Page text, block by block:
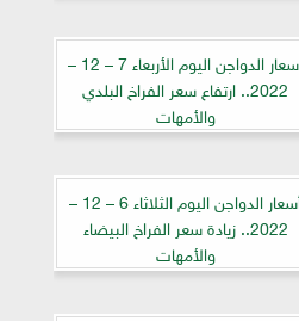
أسعار الدواجن اليوم الأربعاء 7 – 12 –
2022.. ارتفاع سعر الفراخ البلدي
والأمهات
أسعار الدواجن اليوم الثلاثاء 6 – 12 –
2022.. زيادة سعر الفراخ البيضاء
والأمهات